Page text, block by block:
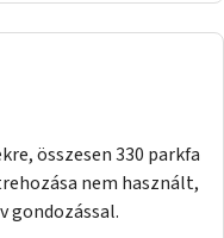
összesen 330 parkfa
nem használt,
gondozással.